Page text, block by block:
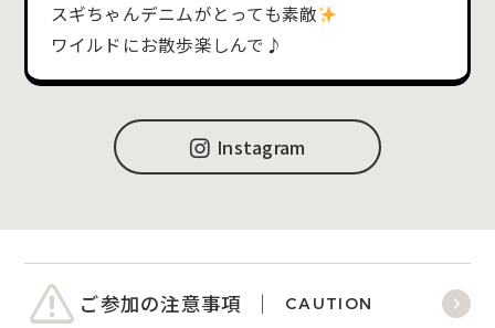
スギちゃんデニムがとっても素敵
ワイルドにお散歩楽しんで♪
Instagram
ご参加の注意事項 CAUTION